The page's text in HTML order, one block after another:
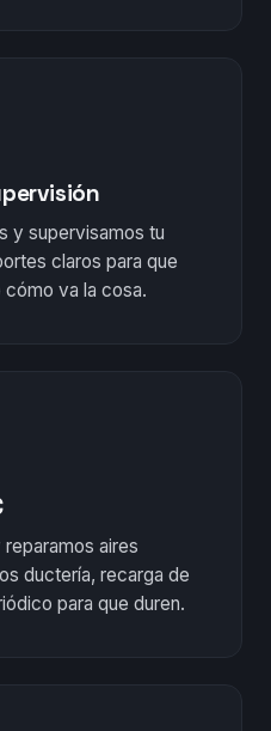
y supervisamos tu
claros para que
va la cosa.
aires
ductería, recarga de
para que duren.